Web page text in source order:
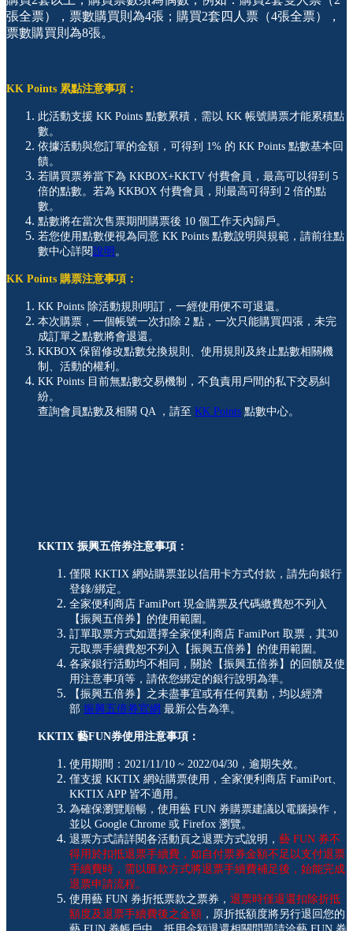
張全票），票數購買則為4張；購買2套四人票（4張全票），
票數購買則為8張。
KK Points 累點注意事項：
此活動支援 KK Points 點數累積，需以 KK 帳號購票才能累積點
數。
依據活動與您訂單的金額，可得到 1% 的 KK Points 點數基本回
饋。
若購買票券當下為 KKBOX+KKTV 付費會員，最高可以得到 5
倍的點數。若為 KKBOX 付費會員，則最高可得到 2 倍的點
數。
點數將在當次售票期間購票後 10 個工作天內歸戶。
若您使用點數便視為同意 KK Points 點數說明與規範，請前往點
數中心詳閱說明 。
KK Points 購票注意事項：
KK Points 除活動規則明訂，一經使用便不可退還。
本次購票，一個帳號一次扣除 2 點，一次只能購買四張，未完
成訂單之點數將會退還。
KKBOX 保留修改點數兌換規則、使用規則及終止點數相關機
制、活動的權利。
KK Points 目前無點數交易機制，不負責用戶間的私下交易糾
紛。
查詢會員點數及相關 QA ，請至 KK Points 點數中心。
KKTIX 振興五倍券注意事項：
僅限 KKTIX 網站購票並以信用卡方式付款，請先向銀行
登錄/綁定。
全家便利商店 FamiPort 現金購票及代碼繳費恕不列入
【振興五倍券】的使用範圍。
訂單取票方式如選擇全家便利商店 FamiPort 取票，其30
元取票手續費恕不列入【振興五倍券】的使用範圍。
各家銀行活動均不相同，關於【振興五倍券】的回饋及使
用注意事項等，請依您綁定的銀行說明為準。
【振興五倍券】之未盡事宜或有任何異動，均以經濟
部 振興五倍券官網 最新公告為準。
KKTIX 藝FUN券使用注意事項：
使用期間：2021/11/10 ~ 2022/04/30，逾期失效。
僅支援 KKTIX 網站購票使用，全家便利商店 FamiPort、
KKTIX APP 皆不適用。
為確保瀏覽順暢，使用藝 FUN 券購票建議以電腦操作，
並以 Google Chrome 或 Firefox 瀏覽。
退票方式請詳閱各活動頁之退票方式說明， 藝 FUN 券不
得用於扣抵退票手續費，如自付票券金額不足以支付退票
手續費時，需以匯款方式將退票手續費補足後，始能完成
退票申請流程。
使用藝 FUN 券折抵票款之票券， 退票時僅退還扣除折抵
額度及退票手續費後之金額 ，原折抵額度將另行退回您的